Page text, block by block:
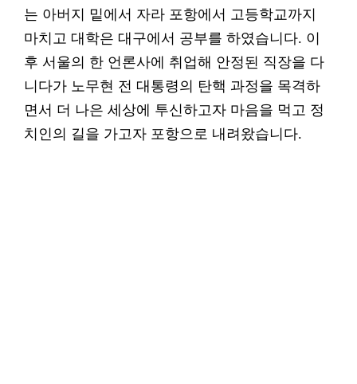
는 아버지 밑에서 자라 포항에서 고등학교까지
마치고 대학은 대구에서 공부를 하였습니다. 이
후 서울의 한 언론사에 취업해 안정된 직장을 다
니다가 노무현 전 대통령의 탄핵 과정을 목격하
면서 더 나은 세상에 투신하고자 마음을 먹고 정
치인의 길을 가고자 포항으로 내려왔습니다.